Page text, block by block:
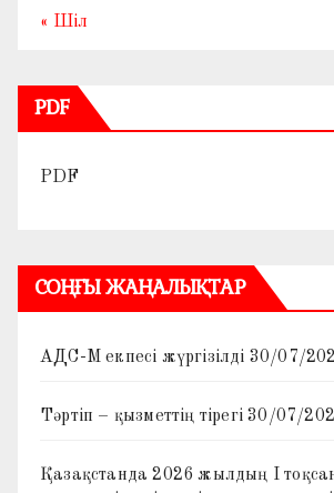
« Шіл
PDF
PDF
СОҢҒЫ ЖАҢАЛЫҚТАР
АДС-М екпесі жүргізілді 30/07/
Тәртіп – қызметтің тірегі 30/07/
Қазақстанда 2026 жылдың I